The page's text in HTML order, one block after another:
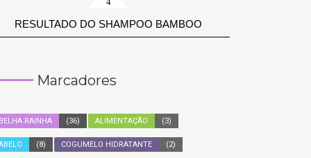
RESULTADO DO SHAMPOO BAMBOO
Marcadores
RAINHA (36) ALIMENTAÇÃO (3)
(8) COGUMELO HIDRATANTE (2)